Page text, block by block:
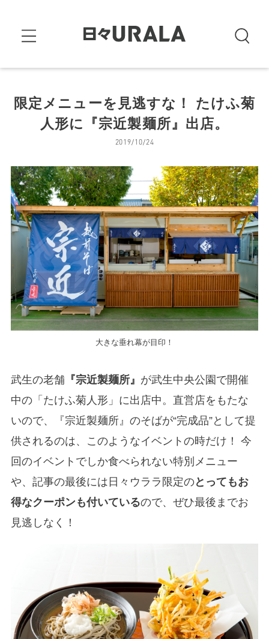
限定メニューを見逃すな！ たけふ菊
人形に『宗近製麺所』出店。
2019/10/24
大きな垂れ幕が目印！
武生の老舗 『宗近製麺所』 が武生中央公園で開催
中の「たけふ菊人形」に出店中。直営店をもたな
いので、『宗近製麺所』のそばが“完成品”として提
供されるのは、このようなイベントの時だけ！ 今
回のイベントでしか食べられない特別メニュー
や、記事の最後には日々ウララ限定のとってもお
得なクーポンも付いているので、ぜひ最後までお
見逃しなく！